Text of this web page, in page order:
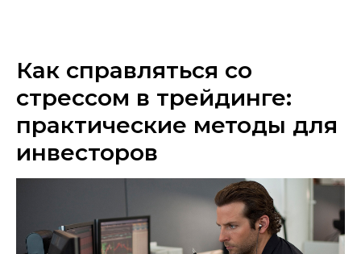
Как справляться со
стрессом в трейдинге:
практические методы для
инвесторов